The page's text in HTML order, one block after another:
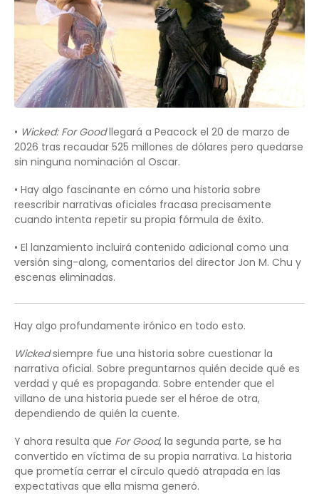
• Wicked: For Goodllegará a Peacock el 20 de marzo de
2026 tras recaudar 525 millones de dólares pero quedarse
sin ninguna nominación al Oscar.
• Hay algo fascinante en cómo una historia sobre
reescribir narrativas oficiales fracasa precisamente
cuando intenta repetir su propia fórmula de éxito.
• El lanzamiento incluirá contenido adicional como una
versión sing-along, comentarios del director Jon M. Chu y
escenas eliminadas.
Hay algo profundamente irónico en todo esto.
Wickedsiempre fue una historia sobre cuestionar la
narrativa oficial. Sobre preguntarnos quién decide qué es
verdad y qué es propaganda. Sobre entender que el
villano de una historia puede ser el héroe de otra,
dependiendo de quién la cuente.
Y ahora resulta que For Good, la segunda parte, se ha
convertido en víctima de su propia narrativa. La historia
que prometía cerrar el círculo quedó atrapada en las
expectativas que ella misma generó.